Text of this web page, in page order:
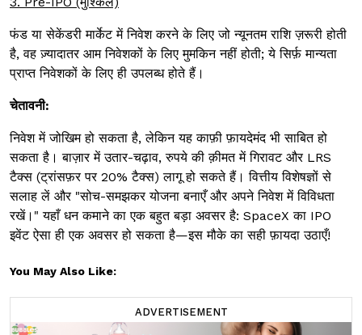
फंड या सेकेंडरी मार्केट में निवेश करने के लिए जो न्यूनतम राशि ज़रूरी होती
है, वह ज़्यादातर आम निवेशकों के लिए मुमकिन नहीं होती; ये सिर्फ़ मान्यता
प्राप्त निवेशकों के लिए ही उपलब्ध होते हैं।
चेतावनी:
निवेश में जोखिम हो सकता है, लेकिन यह काफ़ी फ़ायदेमंद भी साबित हो
सकता है। बाज़ार में उतार-चढ़ाव, रुपये की क़ीमत में गिरावट और LRS
टैक्स (ट्रांसफ़र पर 20% टैक्स) लागू हो सकते हैं। वित्तीय विशेषज्ञों से
सलाह लें और "सोच-समझकर योजना बनाएँ और अपने निवेश में विविधता
रखें।" यहाँ धन कमाने का एक बहुत बड़ा अवसर है: SpaceX का IPO
इवेंट ऐसा ही एक अवसर हो सकता है—इस मौके का सही फ़ायदा उठाएँ!
You May Also Like:
ADVERTISEMENT